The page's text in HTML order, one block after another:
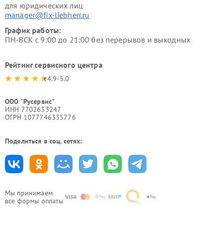
Мы принимаем
все формы оплаты
для юридических лиц
manager@fix-liebherr.ru
График работы:
ПН-ВСК с 9:00 до 21:00 без перерывов и выходных
Рейтинг сервисного центра
4.9-5.0
ООО "Русервис"
ИНН 7702633247
ОГРН 1077746335776
Поделиться в соц. сетях: